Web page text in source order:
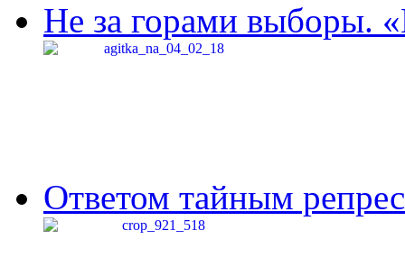
Не за горами выборы.
Ответом тайным